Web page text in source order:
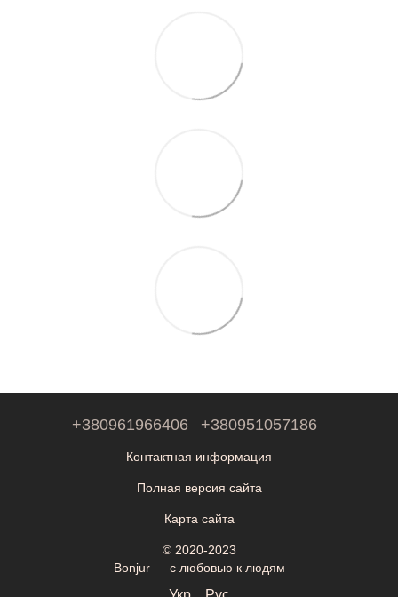
+380961966406 +380951057186
Контактная информация
Полная версия сайта
Карта сайта
© 2020-2023
Bonjur — с любовью к людям